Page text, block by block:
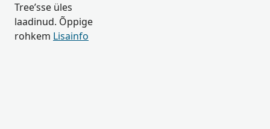
Tree’sse üles
laadinud. Õppige
rohkem Lisainfo